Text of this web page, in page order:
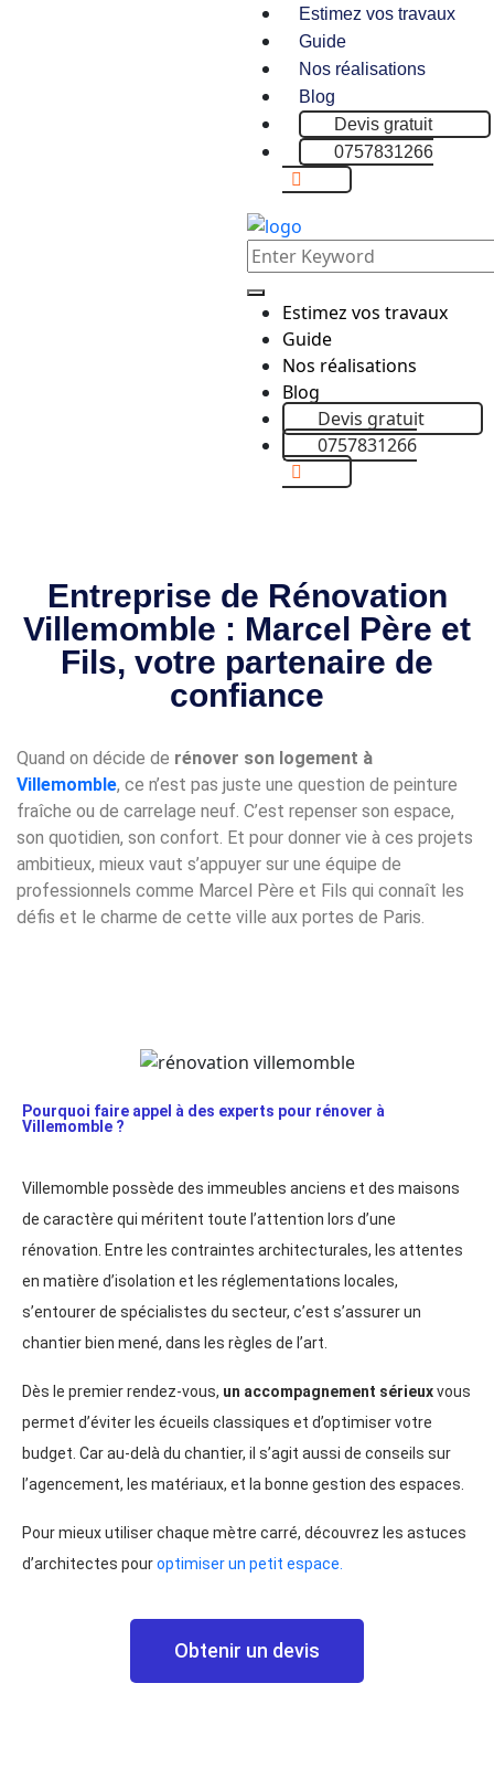
Estimez vos travaux
Guide
Nos réalisations
Blog
Devis gratuit
0757831266
Estimez vos travaux
Guide
Nos réalisations
Blog
Devis gratuit
0757831266
Entreprise de Rénovation
Villemomble : Marcel Père et
Fils, votre partenaire de
confiance
Quand on décide de rénover son logement à
Villemomble, ce n’est pas juste une question de peinture
fraîche ou de carrelage neuf. C’est repenser son espace,
son quotidien, son confort. Et pour donner vie à ces projets
ambitieux, mieux vaut s’appuyer sur une équipe de
professionnels comme Marcel Père et Fils qui connaît les
défis et le charme de cette ville aux portes de Paris.
Pourquoi faire appel à des experts pour rénover à
Villemomble ?
Villemomble possède des immeubles anciens et des maisons
de caractère qui méritent toute l’attention lors d’une
rénovation. Entre les contraintes architecturales, les attentes
en matière d’isolation et les réglementations locales,
s’entourer de spécialistes du secteur, c’est s’assurer un
chantier bien mené, dans les règles de l’art.
Dès le premier rendez-vous, un accompagnement sérieuxvous
permet d’éviter les écueils classiques et d’optimiser votre
budget. Car au-delà du chantier, il s’agit aussi de conseils sur
l’agencement, les matériaux, et la bonne gestion des espaces.
Pour mieux utiliser chaque mètre carré, découvrez les astuces
d’architectes pouroptimiser un petit espace.
Obtenir un devis